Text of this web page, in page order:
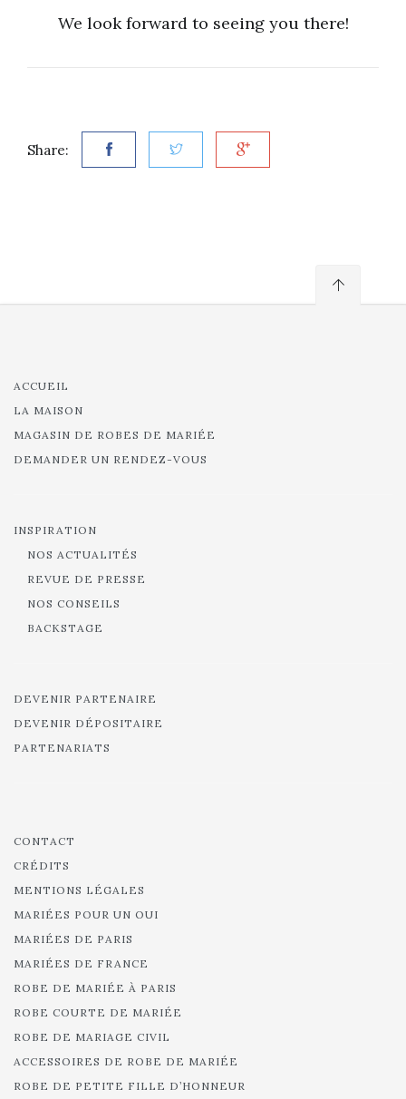
We look forward to seeing you there!
Share:
ACCUEIL
LA MAISON
MAGASIN DE ROBES DE MARIÉE
DEMANDER UN RENDEZ-VOUS
INSPIRATION
NOS ACTUALITÉS
REVUE DE PRESSE
NOS CONSEILS
BACKSTAGE
DEVENIR PARTENAIRE
DEVENIR DÉPOSITAIRE
PARTENARIATS
CONTACT
CRÉDITS
MENTIONS LÉGALES
MARIÉES POUR UN OUI
MARIÉES DE PARIS
MARIÉES DE FRANCE
ROBE DE MARIÉE À PARIS
ROBE COURTE DE MARIÉE
ROBE DE MARIAGE CIVIL
ACCESSOIRES DE ROBE DE MARIÉE
ROBE DE PETITE FILLE D’HONNEUR